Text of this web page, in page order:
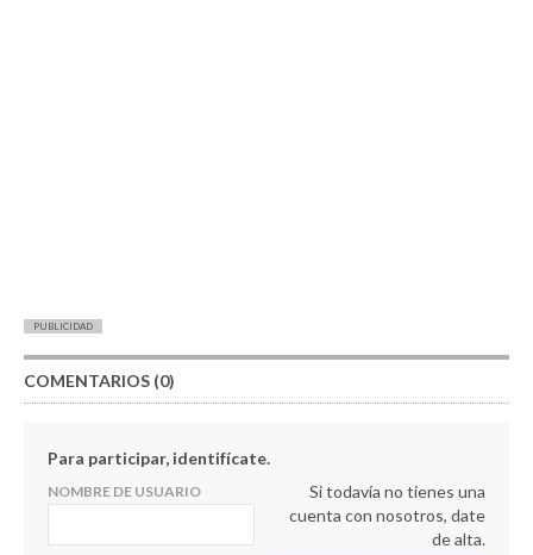
PUBLICIDAD
COMENTARIOS (0)
Para participar, identifícate.
NOMBRE DE USUARIO
Si todavía no tienes una
cuenta con nosotros, date
de alta.